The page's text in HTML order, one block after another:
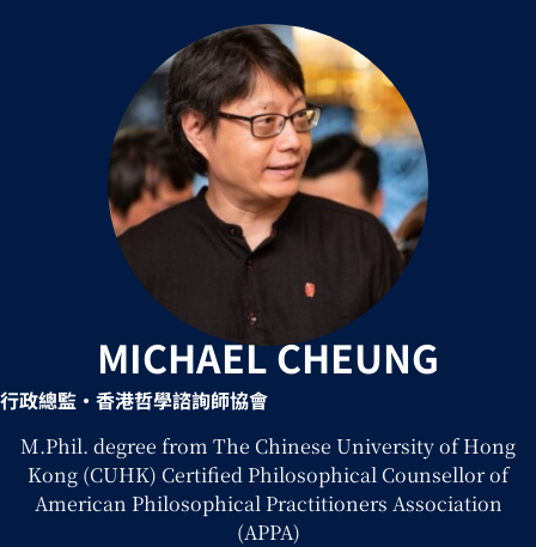
MICHAEL CHEUNG
行政總監 •香港哲學諮詢師協會
M.Phil. degree from The Chinese University of Hong
Kong (CUHK) Certified Philosophical Counsellor of
American Philosophical Practitioners Association
(APPA)